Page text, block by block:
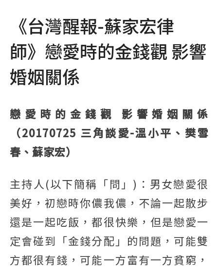
《台灣醒報-蘇家宏律
師》戀愛時的金錢觀 影響
婚姻關係
戀愛時的金錢觀 影響婚姻關係
（20170725 三角談愛-溫小平、樊雪
春、蘇家宏）
主持人(以下簡稱「問」)：男女戀愛很
美好，初戀時你儂我儂，不論一起散步
還是一起吃飯，都很快樂，但是戀愛一
定會碰到「金錢分配」的問題，可能雙
方都很有錢，可能一方富有一方貧窮，